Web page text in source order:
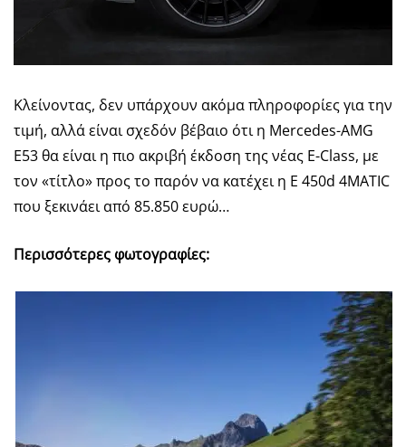
Κλείνοντας, δεν υπάρχουν ακόμα πληροφορίες για την
τιμή, αλλά είναι σχεδόν βέβαιο ότι η Mercedes-AMG
E53 θα είναι η πιο ακριβή έκδοση της νέας Ε-Class, με
τον «τίτλο» προς το παρόν να κατέχει η E 450d 4MATIC
που ξεκινάει από 85.850 ευρώ…
Περισσότερες φωτογραφίες: